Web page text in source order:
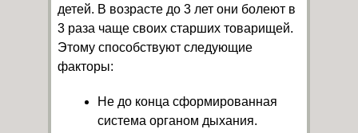
детей. В возрасте до 3 лет они болеют в
3 раза чаще своих старших товарищей.
Этому способствуют следующие
факторы:
Не до конца сформированная
система органом дыхания.